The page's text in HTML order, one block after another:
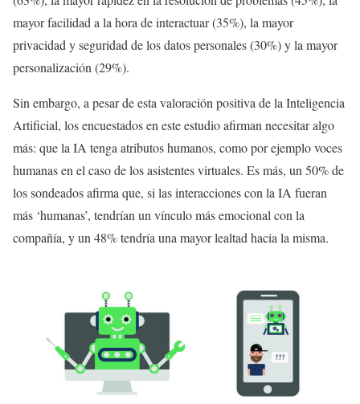
mayor facilidad a la hora de interactuar (35%), la mayor
privacidad y seguridad de los datos personales (30%) y la mayor
personalización (29%).
Sin embargo, a pesar de esta valoración positiva de la Inteligencia
Artificial, los encuestados en este estudio afirman necesitar algo
más: que la IA tenga atributos humanos, como por ejemplo voces
humanas en el caso de los asistentes virtuales. Es más, un 50% de
los sondeados afirma que, si las interacciones con la IA fueran
más ‘humanas’, tendrían un vínculo más emocional con la
compañía, y un 48% tendría una mayor lealtad hacia la misma.